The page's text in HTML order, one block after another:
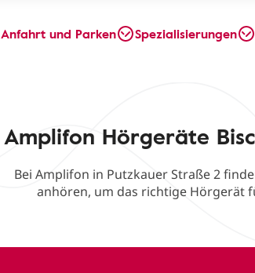
Anfahrt und Parken Spezialisierungen
Amplifon Hörgeräte
Bei Amplifon in Putzkauer Straße 2
anhören, um das richtige Hörgerät